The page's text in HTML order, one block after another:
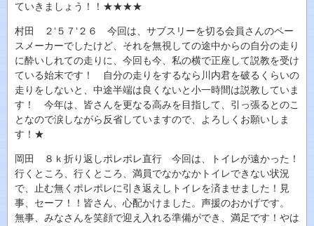
ていきましょう！！★★★★
村田 ２‘５７‘２６ 今回は、サブスリーを切る会員さんのペー
スメーカーでしたけど、それを無視しての途中からの自分の走り
に酔いしれての走りに、今回も今、私の横で正座して説教を受け
ている始末です！ 自分の走りをするなら川内君を破るくらいの
走りをしないと、中途半端は良くないと小一時間は説教していま
す！ 今年は、皆さんを更なる高みを目指して、引っ張るとのこ
となので涙しながら反省していますので、よろしくお願いしま
す！★
岡田 ８ｋ折り返しポレポレ直行 今回は、トイレが遠かった！
行くところ、行くところ、満員でなかなかトイレできない状況
で、止む無くポレポレに引き返えしトイレを済ませました！見
事、セーフ！！皆さん、心配かけました。声援のおかげです。
無事、みなさんを笑顔で迎え入れる準備ができ、満足です！やは